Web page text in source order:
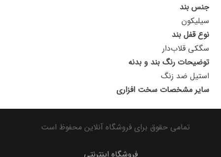
جنس بند
سیلیکون
نوع قفل بند
سگکی قلاب‌دار
توضیحات رنگ بند و بدنه
استیل ضد زنگ
سایر مشخصات سخت افزاری
تمامی حقوق برای فروشگاه آنلاین محفوظ است
فروشگاه اینترنتی